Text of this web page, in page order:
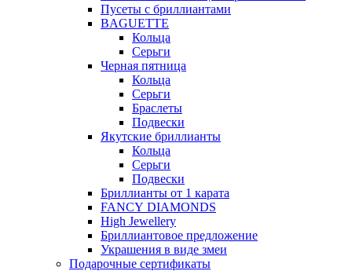
Пусеты с бриллиантами
BAGUETTE
Кольца
Серьги
Черная пятница
Кольца
Серьги
Браслеты
Подвески
Якутские бриллианты
Кольца
Серьги
Подвески
Бриллианты от 1 карата
FANCY DIAMONDS
High Jewellery
Бриллиантовое предложение
Украшения в виде змеи
Подарочные сертификаты